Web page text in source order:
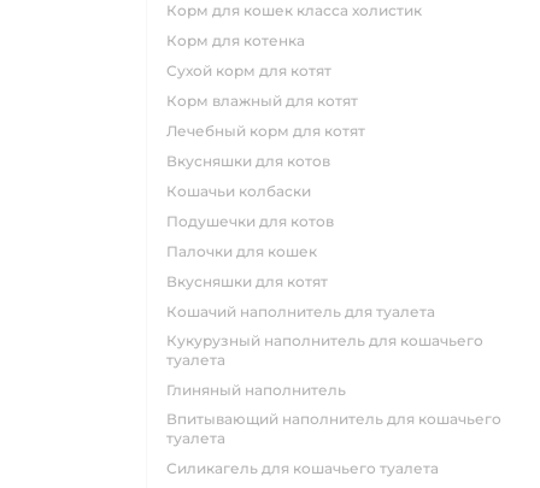
корм для кошек класса холистик
корм для котенка
сухой корм для котят
корм влажный для котят
лечебный корм для котят
вкусняшки для котов
кошачьи колбаски
подушечки для котов
палочки для кошек
вкусняшки для котят
кошачий наполнитель для туалета
кукурузный наполнитель для кошачьего
туалета
глиняный наполнитель
впитывающий наполнитель для кошачьего
туалета
силикагель для кошачьего туалета